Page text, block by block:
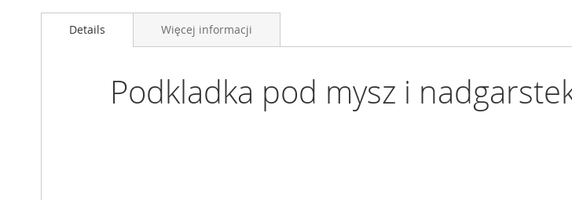
na
początekDetails
Podkladka pod mysz i
Więcej informacji